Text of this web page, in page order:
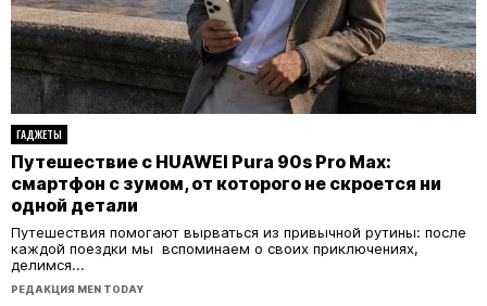
ГАДЖЕТЫ
Путешествие с HUAWEI Pura 90s Pro Max:
смартфон с зумом, от которого не скроется ни
одной детали
РЕДАКЦИЯ MEN TODAY
Путешествия помогают вырваться из привычной рутины: после
каждой поездки мы вспоминаем о своих приключениях,
делимся...